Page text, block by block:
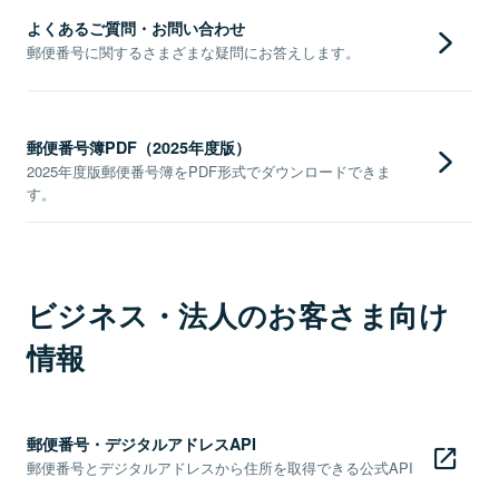
よくあるご質問・お問い合わせ
郵便番号に関するさまざまな疑問にお答えします。
郵便番号簿PDF（2025年度版）
2025年度版郵便番号簿をPDF形式でダウンロードできま
す。
ビジネス・法人のお客さま向け
情報
郵便番号・デジタルアドレスAPI
郵便番号とデジタルアドレスから住所を取得できる公式API